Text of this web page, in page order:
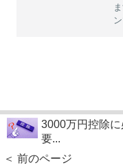
3000万円控除に
要...
＜ 前のページ